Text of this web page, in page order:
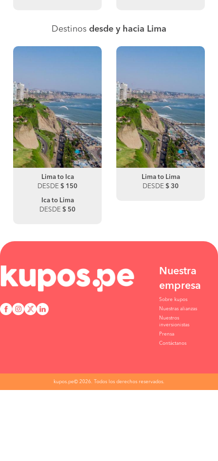
Destinos desde y hacia Lima
Lima to Ica
DESDE $ 150
Ica to Lima
DESDE $ 50
Lima to Lima
DESDE $ 30
Nuestra
empresa
Sobre kupos
Nuestras alianzas
Nuestros
inversionistas
Prensa
Contáctanos
kupos.pe© 2026. Todos los derechos reservados.